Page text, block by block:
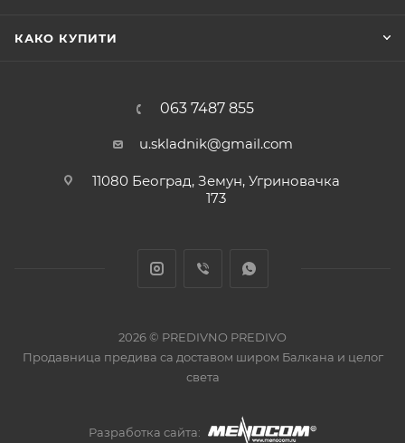
КАКО КУПИТИ
063 7487 855
u.skladnik@gmail.com
11080 Београд, Земун, Угриновачка
173
2026 © PREDIVNO PREDIVO
Продавница предива са доставом широм Балкана и целог
света
Разработка сайта: